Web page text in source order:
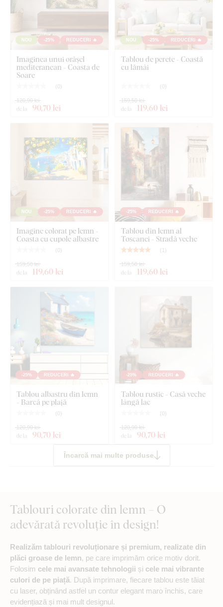
Tabloul are un cârlig.
Dimensiunea de 66x66 cm și 90x90 cm - Tabloul are 2
cârlige.
Ce este inclus în pachet?
Tablou Provence - Dimineață pe coastă
Cârlig(e) montat(e) în prealabil pe partea din spate
a tabloului
NOU -25% REDUCERI 🔥
Imaginea unui orășel
mediteranean - Coasta de
Soare
( 0)
de la 90,70 lei
120,90 lei
NOU -25% REDUCERI 🔥
Tablou de perete - Coastă
cu lămâi
( 0)
de la 119,60 lei
159,50 lei
NOU -25% REDUCERI 🔥
Imagine colorat pe lemn -
Coasta cu cupole albastre
( 0)
de la 119,60 lei
159,50 lei
-25% REDUCERI 🔥
Tablou din lemn al
Toscanei - Stradă veche
( 1 )
de la 119,60 lei
159,50 lei
-25% REDUCERI 🔥
Tablou albastru din lemn
- Barcă pe plajă
( 0)
de la 90,70 lei
120,90 lei
-25% REDUCERI 🔥
Tablou rustic - Casă veche
lângă lac
( 0)
de la 90,70 lei
120,90 lei
Încarcă mai multe produse
Tablouri colorate din lemn – O
adevărată revoluție în design!
Realizăm tablouri revoluționare și premium, realizate din
plăci groase de lemn, pe care imprimăm orice motiv dorit.
Folosim cele mai avansate tehnologii și cele mai vibrante
culori de pe piață. După imprimare, fiecare tablou este tăiat
cu laser, obținând astfel un contur elegant maro închis, care
evidențiază și mai mult designul.